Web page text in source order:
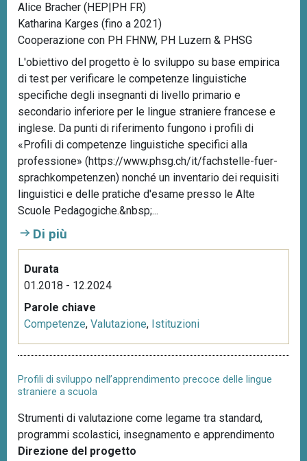
Alice Bracher (HEP|PH FR)
Katharina Karges (fino a 2021)
Cooperazione con PH FHNW, PH Luzern & PHSG
L'obiettivo del progetto è lo sviluppo su base empirica
di test per verificare le competenze linguistiche
specifiche degli insegnanti di livello primario e
secondario inferiore per le lingue straniere francese e
inglese. Da punti di riferimento fungono i profili di
«Profili di competenze linguistiche specifici alla
professione» (https://www.phsg.ch/it/fachstelle-fuer-
sprachkompetenzen) nonché un inventario dei requisiti
linguistici e delle pratiche d'esame presso le Alte
Scuole Pedagogiche.&nbsp;...
Di più
Durata
01.2018 - 12.2024
Parole chiave
Competenze, Valutazione, Istituzioni
Profili di sviluppo nell’apprendimento precoce delle lingue
straniere a scuola
Strumenti di valutazione come legame tra standard,
programmi scolastici, insegnamento e apprendimento
Direzione del progetto